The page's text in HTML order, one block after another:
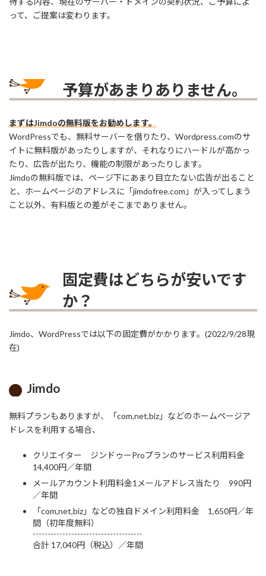
って、ご提案は変わります。
予算があまりありません。
まずはJimdoの無料版をお勧めします。
WordPressでも、無料サーバーを借りたり、Wordpress.comのサ
イトに無料版があったりしますが、それなりにハードルが高かっ
たり、広告が出たり、機能の制限があったりします。
Jimdoの無料版では、ページ下にあまり目立たない広告が出ること
と、ホームページのアドレスに「jimdofree.com」が入ってしまう
こと以外、有料版との差がそこまでありません。
固定費はどちらが安いです
か？
Jimdo、WordPressでは以下の固定費がかかります。(2022/9/28現
在)
Jimdo
無料プランもありますが、「com,net,biz」などのホームページア
ドレスを利用する場合、
クリエイター ジンドゥーProプランのサービス利用料金
14,400円／年間
メールアカウント利用料金1メールアドレス当たり 990円
／年間
「com,net,biz」などの独自ドメイン利用料金 1,650円／年
間（初年度無料）
-------------------------------------
合計 17,040円（税込）／年間